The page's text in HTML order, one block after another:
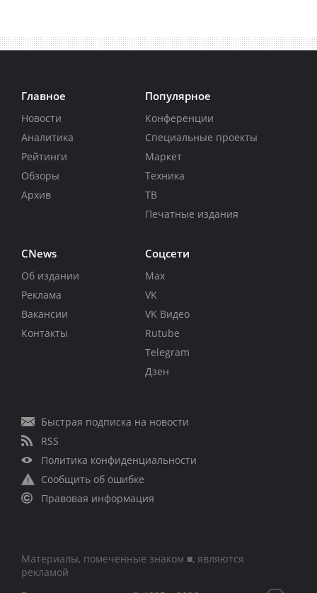
Главное
Новости
Аналитика
Рейтинги
Обзоры
Архив
Популярное
Конференции
Специальные проекты
Маркет
Техника
ТВ
Печатные издания
CNews
Об издании
Реклама
Вакансии
Контакты
Соцсети
Max
VK
VK Видео
Rutube
Telegram
Дзен
Быстрая подписка на новости
RSS
Политика конфиденциальности
Сообщить об ошибке
Правовая информация
Материалы, помеченные знаком ■, являются
рекламой